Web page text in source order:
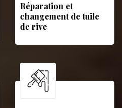
Réparation et
changement de tuile
de rive